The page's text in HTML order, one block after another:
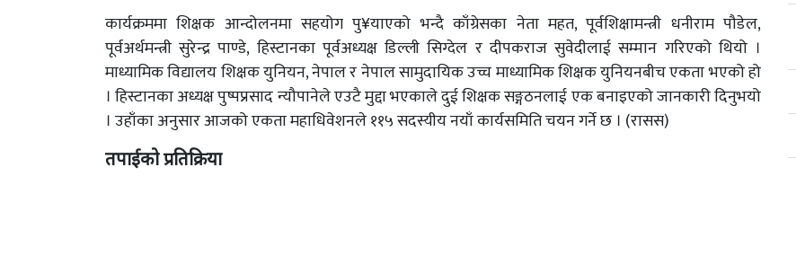
कार्यक्रममा शिक्षक आन्दोलनमा सहयोग पु¥याएको भन्दै काँग्रेसका नेता महत, पूर्वशिक्षामन्त्री धनीराम पौडेल,
पूर्वअर्थमन्त्री सुरेन्द्र पाण्डे, हिस्टानका पूर्वअध्यक्ष डिल्ली सिग्देल र दीपकराज सुवेदीलाई सम्मान गरिएको थियो ।
माध्यामिक विद्यालय शिक्षक युनियन, नेपाल र नेपाल सामुदायिक उच्च माध्यामिक शिक्षक युनियनबीच एकता भएको हो
। हिस्टानका अध्यक्ष पुष्पप्रसाद न्यौपानेले एउटै मुद्दा भएकाले दुई शिक्षक सङ्गठनलाई एक बनाइएको जानकारी दिनुभयो
। उहाँका अनुसार आजको एकता महाधिवेशनले ११५ सदस्यीय नयाँ कार्यसमिति चयन गर्ने छ । (रासस)
तपाईको प्रतिक्रिया